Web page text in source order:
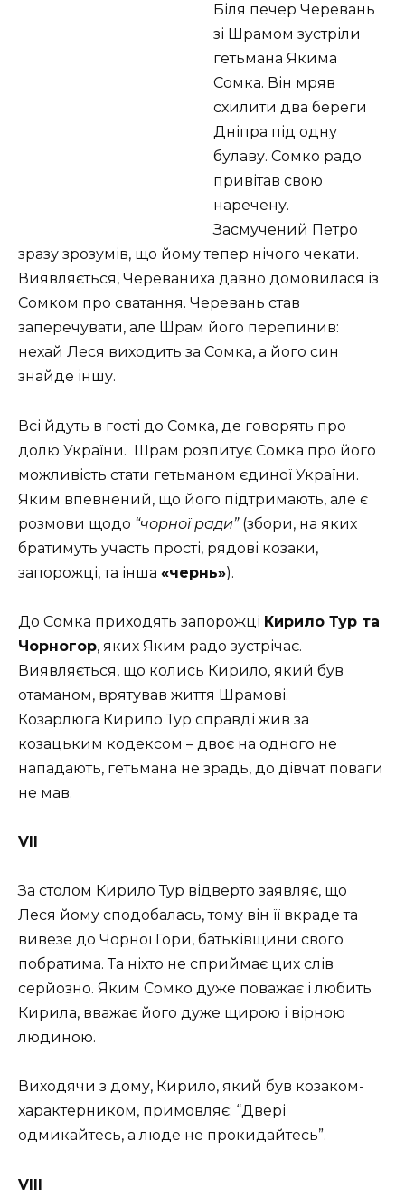
Біля печер Черевань
зі Шрамом зустріли
гетьмана Якима
Сомка. Він мряв
схилити два береги
Дніпра під одну
булаву. Сомко радо
привітав свою
наречену.
Засмучений Петро
зразу зрозумів, що йому тепер нічого чекати.
Виявляється, Череваниха давно домовилася із
Сомком про сватання. Черевань став
заперечувати, але Шрам його перепинив:
нехай Леся виходить за Сомка, а його син
знайде іншу.
Всі йдуть в гості до Сомка, де говорять про
долю України. Шрам розпитує Сомка про його
можливість стати гетьманом єдиної України.
Яким впевнений, що його підтримають, але є
розмови щодо “чорної ради”(збори, на яких
братимуть участь прості, рядові козаки,
запорожці, та інша «чернь»).
До Сомка приходять запорожці Кирило Тур та
Чорногор, яких Яким радо зустрічає.
Виявляється, що колись Кирило, який був
отаманом, врятував життя Шрамові.
Козарлюга Кирило Тур справді жив за
козацьким кодексом – двоє на одного не
нападають, гетьмана не зрадь, до дівчат поваги
не мав.
VІІ
За столом Кирило Тур відверто заявляє, що
Леся йому сподобалась, тому він її вкраде та
вивезе до Чорної Гори, батьківщини свого
побратима. Та ніхто не сприймає цих слів
серйозно. Яким Сомко дуже поважає і любить
Кирила, вважає його дуже щирою і вірною
людиною.
Виходячи з дому, Кирило, який був козаком-
характерником, примовляє: “Двері
одмикайтесь, а люде не прокидайтесь”.
VIII